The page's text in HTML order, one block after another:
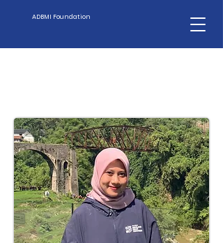
ADBMI Foundation